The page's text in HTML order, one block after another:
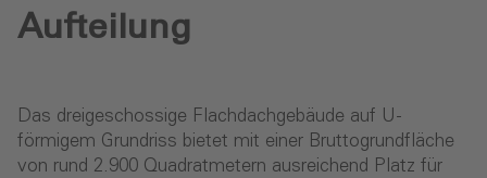
Aufteilung
Das dreigeschossige Flachdachgebäude auf U-
förmigem Grundriss bietet mit einer Bruttogrundfläche
von rund 2.900 Quadratmetern ausreichend Platz für